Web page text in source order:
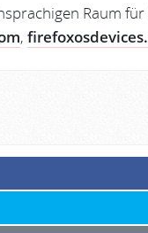
Raum
,